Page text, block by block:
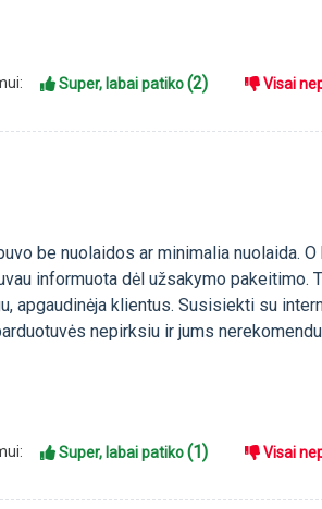
Super, labai patiko(2) Visai
be nuolaidos ar minimalia nuolaida. O
informuota dėl užsakymo pakeitimo.
apgaudinėja klientus. Susisiekti su
nepirksiu ir jums
Super, labai patiko(1) Visai